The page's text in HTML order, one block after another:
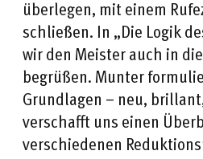
überlegen, mit einem
schließen. In „Die Logik
wir den Meister auch in
begrüßen. Munter
Grundlagen – neu,
verschafft uns einen
verschiedenen